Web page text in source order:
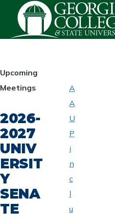
Skip to main content
HOMEPAGE
Upcoming
Meetings
2026-
2027
UNIV
ERSIT
Y
SENA
TE
UNIVERSITY
SENATE
A
A
U
P
i
n
c
l
u